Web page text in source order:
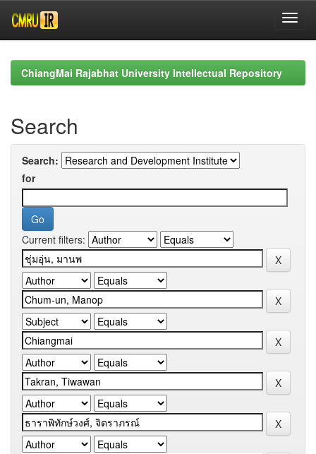
navigationChiangMai Rajabhat University Intellectual Repository
Search
Search:
for
Current filters: